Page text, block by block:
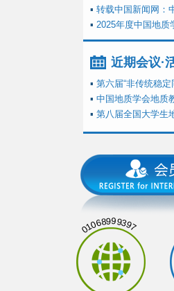
▪ 转载中国新闻网：
▪ 2025年度中国地质
近期会议·
▪ 第六届“非传统稳
▪ 中国地质学会地质
▪ 第八届全国大学生
01068999397